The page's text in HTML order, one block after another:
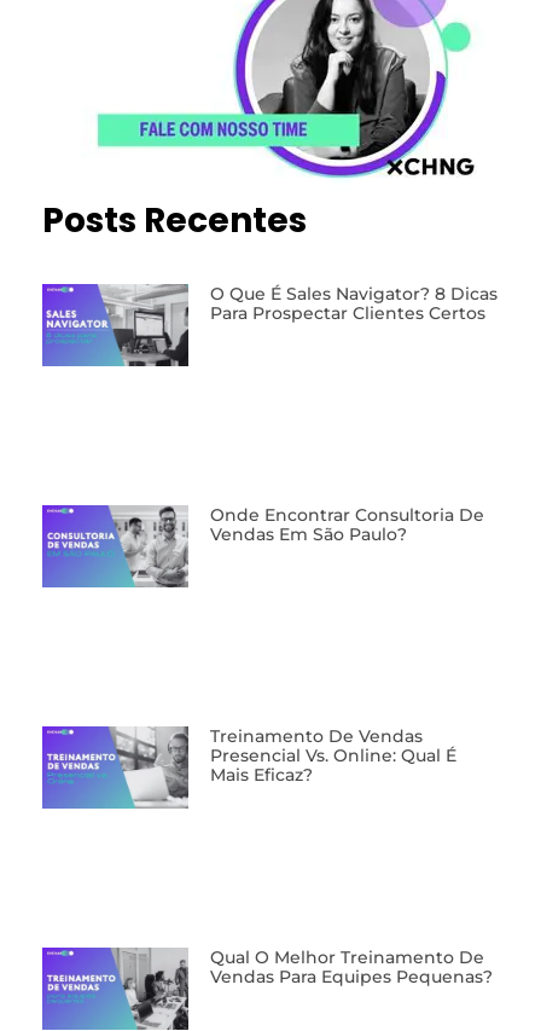
Posts Recentes
O Que É Sales Navigator? 8 Dicas
Para Prospectar Clientes Certos
Onde Encontrar Consultoria De
Vendas Em São Paulo?
⁠Treinamento De Vendas
Presencial Vs. Online: Qual É
Mais Eficaz?
Qual O Melhor Treinamento De
Vendas Para Equipes Pequenas?